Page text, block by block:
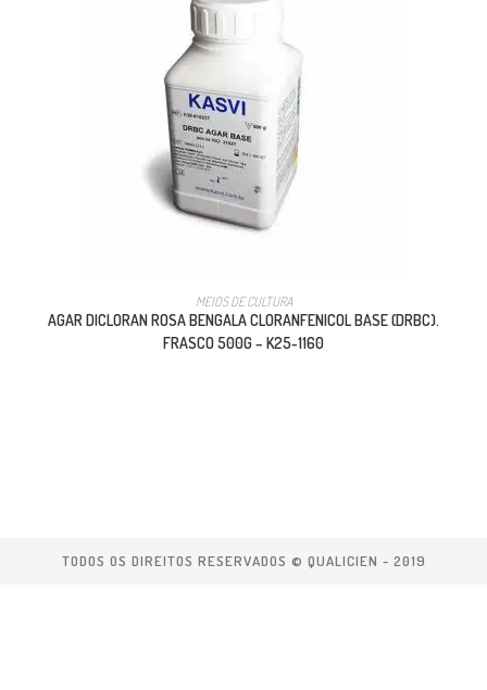
MEIOS DE CULTURA
AGAR DICLORAN ROSA BENGALA CLORANFENICOL BASE (DRBC).
FRASCO 500G – K25-1160
TODOS OS DIREITOS RESERVADOS © QUALICIEN - 2019